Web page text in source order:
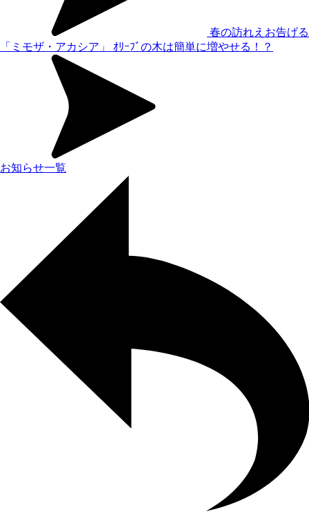
春の訪れえお告げる
「ミモザ・アカシア」
ｵﾘｰﾌﾞの木は簡単に増やせる！？
お知らせ一覧